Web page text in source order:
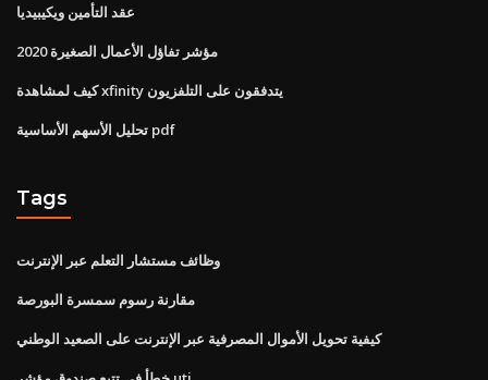
عقد التأمين ويكيبيديا
مؤشر تفاؤل الأعمال الصغيرة 2020
كيف لمشاهدة xfinity يتدفقون على التلفزيون
تحليل الأسهم الأساسية pdf
Tags
وظائف مستشار التعلم عبر الإنترنت
مقارنة رسوم سمسرة البورصة
كيفية تحويل الأموال المصرفية عبر الإنترنت على الصعيد الوطني